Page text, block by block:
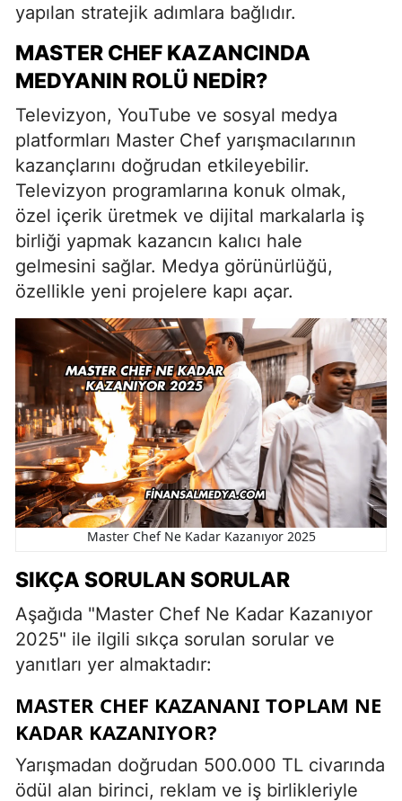
yapılan stratejik adımlara bağlıdır.
MASTER CHEF KAZANCINDA
MEDYANIN ROLÜ NEDIR?
Televizyon, YouTube ve sosyal medya
platformları Master Chef yarışmacılarının
kazançlarını doğrudan etkileyebilir.
Televizyon programlarına konuk olmak,
özel içerik üretmek ve dijital markalarla iş
birliği yapmak kazancın kalıcı hale
gelmesini sağlar. Medya görünürlüğü,
özellikle yeni projelere kapı açar.
Master Chef Ne Kadar Kazanıyor 2025
SIKÇA SORULAN SORULAR
Aşağıda "Master Chef Ne Kadar Kazanıyor
2025" ile ilgili sıkça sorulan sorular ve
yanıtları yer almaktadır:
MASTER CHEF KAZANANI TOPLAM NE
KADAR KAZANIYOR?
Yarışmadan doğrudan 500.000 TL civarında
ödül alan birinci, reklam ve iş birlikleriyle